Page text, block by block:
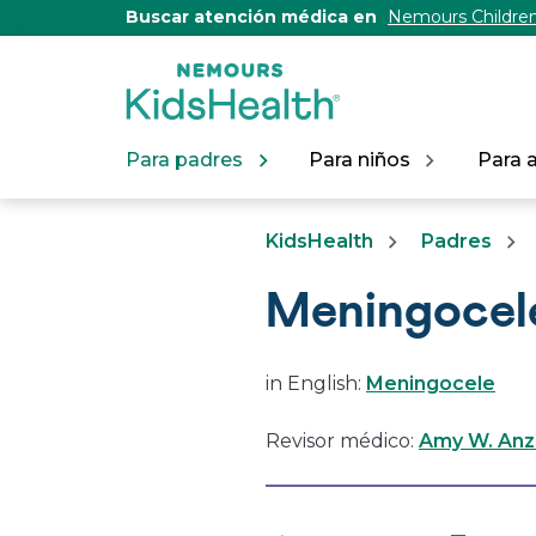
Buscar atención médica en Nemours
Para padres Para niños Para
KidsHealth Padres
in English: Meningocele
Revisor médico: Amy W.